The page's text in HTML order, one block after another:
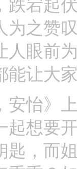
跌宕起
为之赞
人眼前
能让大
怡》上
起想要
匙，而